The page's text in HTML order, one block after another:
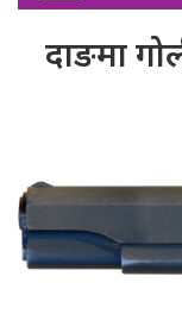
दाङमा